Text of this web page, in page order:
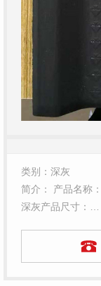
类别：深灰
简介： 产品名称
深灰产品尺寸：…